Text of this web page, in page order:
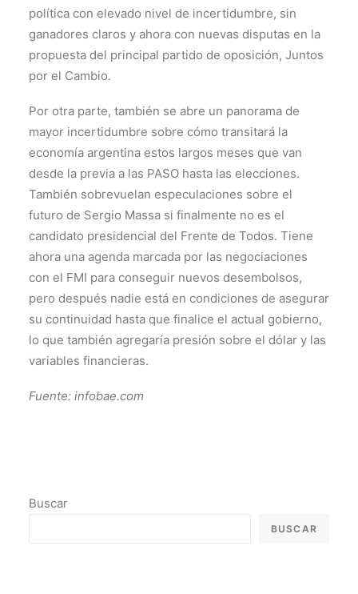
política con elevado nivel de incertidumbre, sin
ganadores claros y ahora con nuevas disputas en la
propuesta del principal partido de oposición, Juntos
por el Cambio.
Por otra parte, también se abre un panorama de
mayor incertidumbre sobre cómo transitará la
economía argentina estos largos meses que van
desde la previa a las PASO hasta las elecciones.
También sobrevuelan especulaciones sobre el
futuro de Sergio Massa si finalmente no es el
candidato presidencial del Frente de Todos. Tiene
ahora una agenda marcada por las negociaciones
con el FMI para conseguir nuevos desembolsos,
pero después nadie está en condiciones de asegurar
su continuidad hasta que finalice el actual gobierno,
lo que también agregaría presión sobre el dólar y las
variables financieras.
Fuente: infobae.com
Buscar
BUSCAR